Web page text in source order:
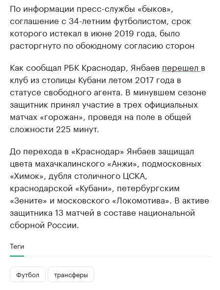
По информации пресс-службы «быков»,
соглашение с 34-летним футболистом, срок
которого истекал в июне 2019 года, было
расторгнуто по обоюдному согласию сторон
Как сообщал РБК Краснодар, Янбаев перешел в
клуб из столицы Кубани летом 2017 года в
статусе свободного агента. В минувшем сезоне
защитник принял участие в трех официальных
матчах «горожан», проведя на поле в общей
сложности 225 минут.
До перехода в «Краснодар» Янбаев защищал
цвета махачкалинского «Анжи», подмосковных
«Химок», дубля столичного ЦСКА,
краснодарской «Кубани», петербургским
«Зените» и московского «Локомотива». В активе
защитника 13 матчей в составе национальной
сборной России.
Теги
Футбол трансферы